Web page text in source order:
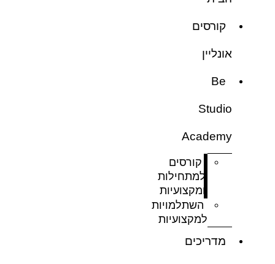
קורסים
אונליין
Be
Studio
Academy
קורסים
למתחילות
ומקצועיות
השתלמויות
למקצועיות
מדריכים